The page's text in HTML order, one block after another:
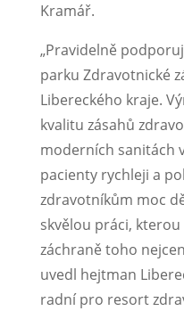
Kramář.
„Pravidelně
parku Zdravotnické
Libereckého kraje.
kvalitu zásahů
moderních sanitách
pacienty rychleji a
zdravotníkům moc
skvělou práci,
záchraně toho
uvedl hejtman
radní pro resort